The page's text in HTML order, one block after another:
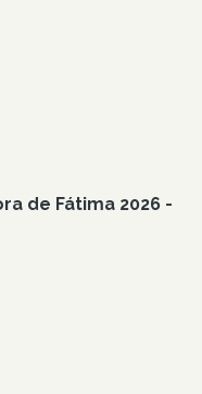
de Fátima 2026 -